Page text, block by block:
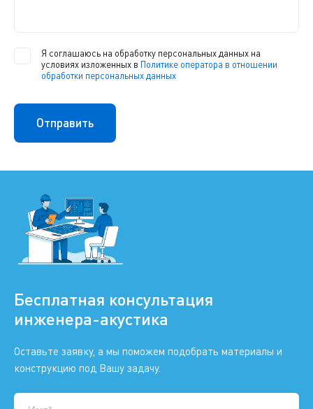
Я соглашаюсь на обработку персональных данных на
условиях изложенных в Политике оператора в отношении
обработки персональных данных
Бесплатная консультация
инженера-акустика
Оставьте заявку, а мы поможем подобрать материалы и
конструкцию под Вашу задачу.